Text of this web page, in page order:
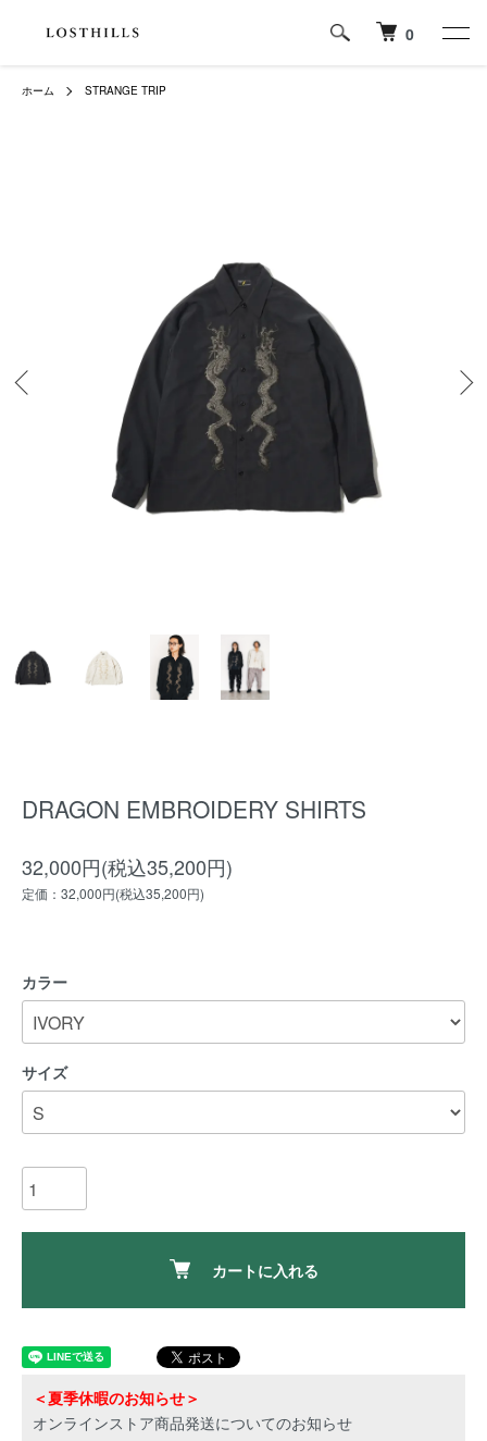
0
ホーム STRANGE TRIP
DRAGON EMBROIDERY SHIRTS
32,000円(税込35,200円)
定価：32,000円(税込35,200円)
カラー
サイズ
カートに入れる
＜夏季休暇のお知らせ＞
オンラインストア商品発送についてのお知らせ